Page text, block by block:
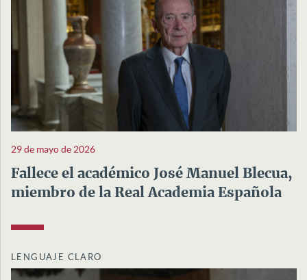
29 de mayo de 2026
Fallece el académico José Manuel Blecua,
miembro de la Real Academia Española
LENGUAJE CLARO